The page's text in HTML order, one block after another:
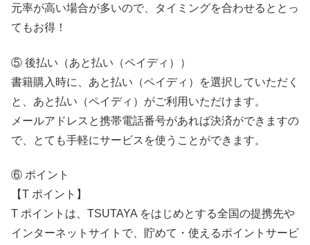
元率が高い場合が多いので、タイミングを合わせるととっ
てもお得！
⑤ 後払い（あと払い（ペイディ））
書籍購入時に、あと払い（ペイディ）を選択していただく
と、あと払い（ペイディ）がご利用いただけます。
メールアドレスと携帯電話番号があれば決済ができますの
で、とても手軽にサービスを使うことができます。
⑥ ポイント
【T ポイント】
T ポイントは、TSUTAYA をはじめとする全国の提携先や
インターネットサイトで、貯めて・使えるポイントサービ